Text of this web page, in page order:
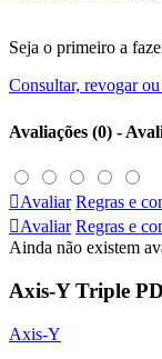
Seja o primeiro a
Consultar, revogar
Avaliações (0) -
Avaliar Regras e
Avaliar Regras e
Ainda não existem
Axis-Y Triple
Axis-Y